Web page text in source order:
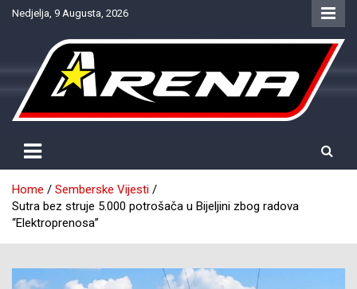
SkipNedjelja, 9 Augusta, 2026
NTV Arena
Home
Semberske Vijesti
Sutra bez struje 5.000 potrošača u Bijeljini zbog radova
“Elektroprenosa”